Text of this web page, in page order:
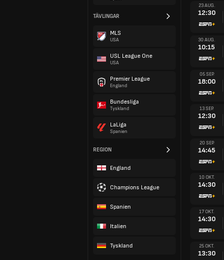
TÄVLINGAR
MLS
USA
USL League One
USA
Premier League
England
Bundesliga
Tyskland
LaLiga
Spanien
REGION
England
Champions League
Spanien
Italien
Tyskland
23 AUG.
12:30
30 AUG.
10:15
05 SEP.
18:00
13 SEP.
12:30
20 SEP.
14:45
10 OKT.
14:30
17 OKT.
14:30
25 OKT.
13:30